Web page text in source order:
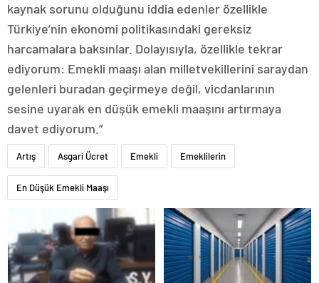
kaynak sorunu olduğunu iddia edenler özellikle
Türkiye’nin ekonomi politikasındaki gereksiz
harcamalara baksınlar. Dolayısıyla, özellikle tekrar
ediyorum: Emekli maaşı alan milletvekillerini saraydan
gelenleri buradan geçirmeye değil, vicdanlarının
sesine uyarak en düşük emekli maaşını artırmaya
davet ediyorum.”
Artış Asgari Ücret Emekli Emeklilerin
En Düşük Emekli Maaşı